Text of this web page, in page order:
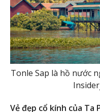
Tonle Sap là hồ nước
Vẻ đẹp cổ kính của Ta